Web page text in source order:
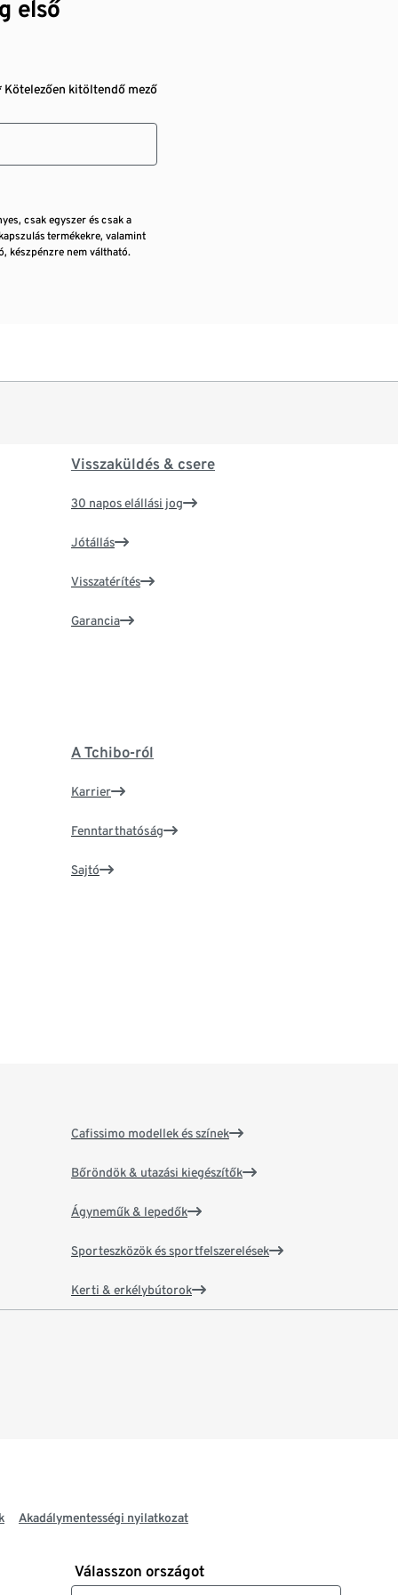
első
Kötelezően kitöltendő mező
csak egyszer és csak a
termékekre, valamint
készpénzre nem váltható.
Visszaküldés & csere
30 napos elállási jog
Jótállás
Visszatérítés
Garancia
A Tchibo-ról
Karrier
Fenntarthatóság
Sajtó
Cafissimo modellek és színek
Bőröndök & utazási kiegészítők
Ágyneműk & lepedők
Sporteszközök és sportfelszerelések
Kerti & erkélybútorok
Akadálymentességi nyilatkozat
Válasszon országot